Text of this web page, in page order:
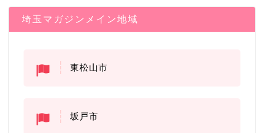
埼玉マガジンメイン地域
東松山市
坂戸市